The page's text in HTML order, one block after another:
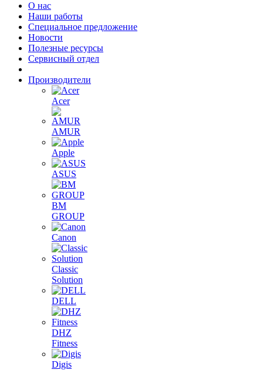
О нас
Наши работы
Специальное предложение
Новости
Полезные ресурсы
Сервисный отдел
Производители
Acer
AMUR
Apple
ASUS
BM
GROUP
Canon
Classic
Solution
DELL
DHZ
Fitness
Digis